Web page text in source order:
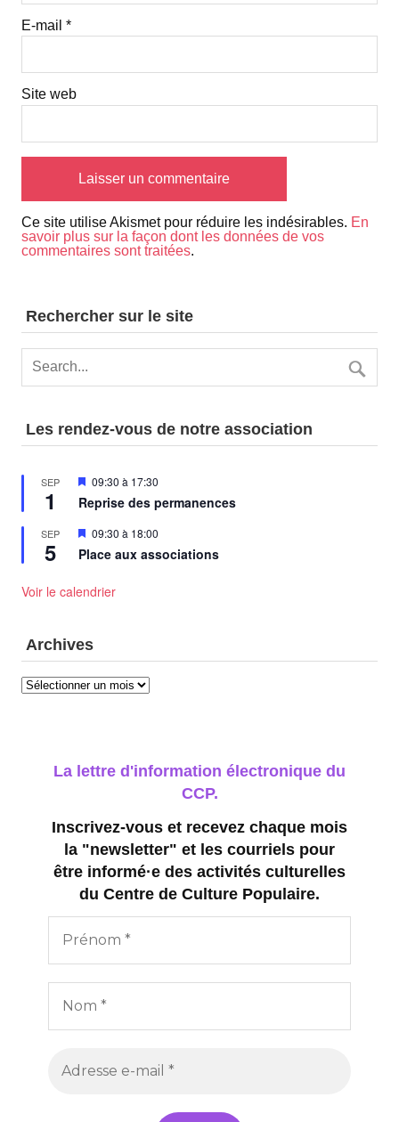
E-mail *
Site web
Ce site utilise Akismet pour réduire les indésirables. En
savoir plus sur la façon dont les données de vos
commentaires sont traitées.
Rechercher sur le site
Les rendez-vous de notre association
SEP
1
Mis
avant
09:30 à 17:30
Reprise des permanences
SEP
5
Mis
avant
09:30 à 18:00
Place aux associations
Voir le calendrier
Archives
Archives
La lettre d'information électronique du
CCP.
Inscrivez-vous et recevez chaque mois
la "newsletter" et les courriels pour
être informé·e des activités culturelles
du Centre de Culture Populaire.